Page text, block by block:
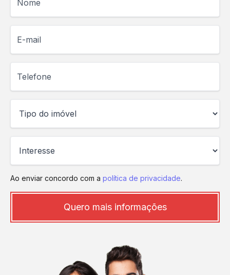
Ao enviar concordo com a política de privacidade.
Quero mais informações